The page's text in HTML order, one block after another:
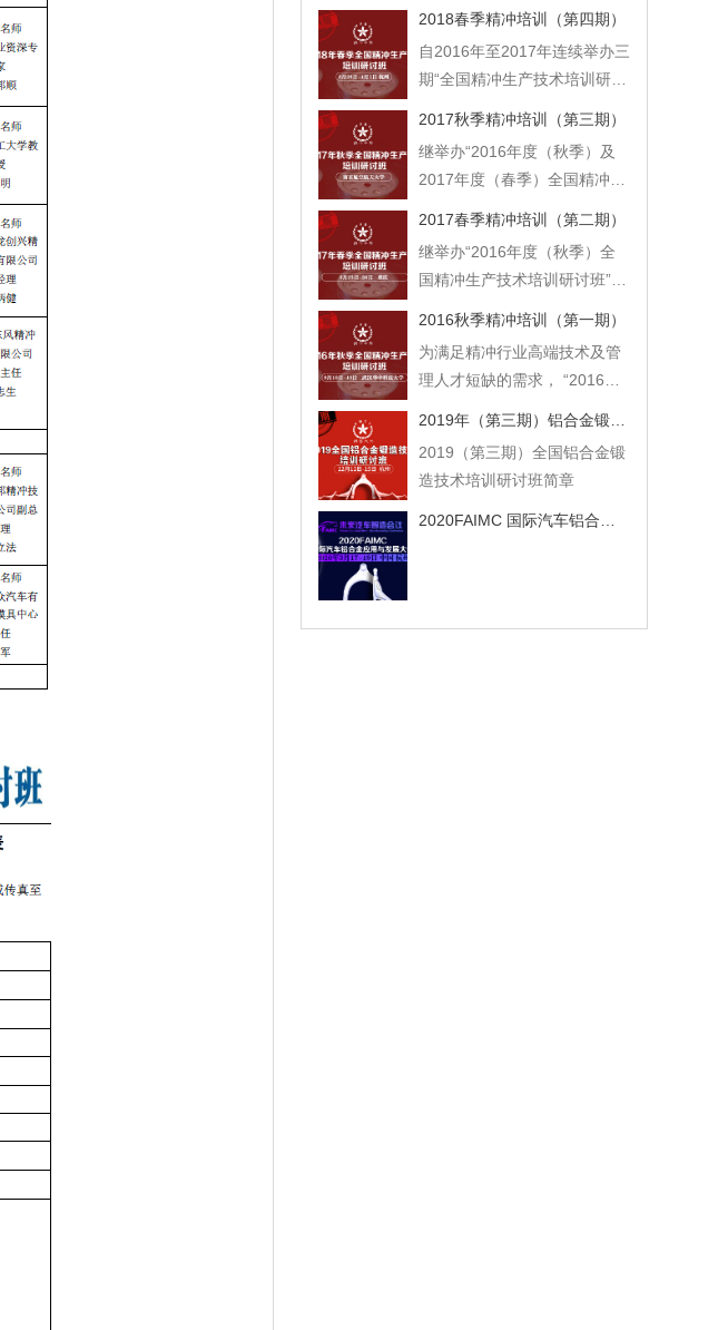
培训研讨班。
需求，我单位定于2017年7月
20-23日在南京举办2017全国
冷精锻成形技术培训研讨班。
欢迎各相关企业积极参加！
等关键技术要求较高。 自2017
年以来连续举办两期 “全国冷
精锻成形技术培训研讨班”以
与和认可，为更好的满足企业
对人才培养的需求，我单位定
于2019年5月30-6月2日在南京
举办（第三期）2019全国冷精
锻成形技术培训研讨班。 欢迎
各相关企业积极参加！
可，我们为了更好的满足企业
对人才培养的需求，定于2018
年9月6日- 9日在苏州举
办“（总第五期）2018年（秋
季）全国精冲生产技术培训研
2018春季精冲培训（第四期）
自2016年至2017年连续举办三
期“全国精冲生产技术培训研讨
可，我们为了更好的满足企业
对人才培养的需求，定于2018
年3月29日- 4月1日在杭州举
办“（总第四期）2018年（春
季）全国精冲生产技术培训研
积极参加！
2017秋季精冲培训（第三期）
继举办“2016年度（秋季）及
2017年度（春季）全国精冲生
续更好的满足企业对人才培养
的需求，定于2017年9月14-17
日在南京举办2017年（秋季）
全国精冲生产技术培训研讨
班。 欢迎各相关企业积极参
2017春季精冲培训（第二期）
继举办“2016年度（秋季）全
国精冲生产技术培训研讨班”以
人才培养的需求，定于2017年
3月23-26日在重庆举办2017年
（春季）全国精冲生产技术培
训研讨班。欢迎各相关企业积
极参加。 本次培训的主题为：
2016秋季精冲培训（第一期）
为满足精冲行业高端技术及管
理人才短缺的需求， “2016年
武汉华中科技大学举办。欢迎
各相关企业积极参加。 本次培
训研讨班主题为“典型精冲零件
2019（第三期）全国铝合金锻
造技术培训研讨班简章